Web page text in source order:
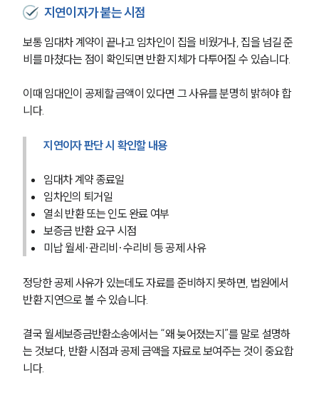
지연이자가 붙는 시점
보통 임대차 계약이 끝나고 임차인이 집을 비웠거나, 집을 넘길 준
비를 마쳤다는 점이 확인되면 반환 지체가 다투어질 수 있습니다.
이때 임대인이 공제할 금액이 있다면 그 사유를 분명히 밝혀야 합
니다.
지연이자 판단 시 확인할 내용
임대차 계약 종료일
임차인의 퇴거일
열쇠 반환 또는 인도 완료 여부
보증금 반환 요구 시점
미납 월세·관리비·수리비 등 공제 사유
정당한 공제 사유가 있는데도 자료를 준비하지 못하면, 법원에서
반환 지연으로 볼 수 있습니다.
결국 월세보증금반환소송에서는 “왜 늦어졌는지”를 말로 설명하
는 것보다, 반환 시점과 공제 금액을 자료로 보여주는 것이 중요합
니다.